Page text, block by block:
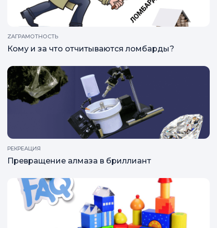
ZAГРАМОТНОСТЬ
Кому и за что отчитываются ломбарды?
РЕКРЕАЦИЯ
Превращение алмаза в бриллиант